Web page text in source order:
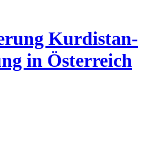
Kurdistan-
in Österreich